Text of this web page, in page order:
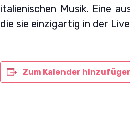
italienischen Musik. Eine
die sie einzigartig in der
Zum Kalender